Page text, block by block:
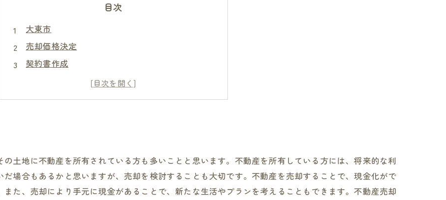
目次
大東市
売却価格決定
契約書作成
土地に不動産を所有されている方も多いことと思います。不動産を所有している方には、将来的な利
場合もあるかと思いますが、売却を検討することも大切です。不動産を売却することで、現金化がで
た、売却により手元に現金があることで、新たな生活やプランを考えることもできます。不動産売却